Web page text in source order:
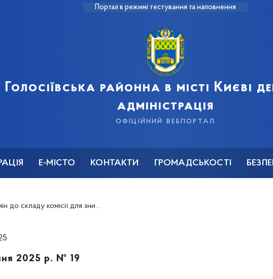
Портал в режимі тестування та наповнення
Голосіївська районна в місті Києві
адміністрація
офіційний вебпортал
Е-МІСТО КОНТАКТИ ГРОМАДСЬКОСТІ
та видань з грифом «Для службового користування» у Голосіївській районній в місті Києві державній адміністрації
2025 р. № 19